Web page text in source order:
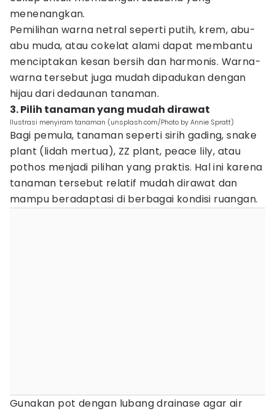
menenangkan.
Pemilihan warna netral seperti putih, krem, abu-
abu muda, atau cokelat alami dapat membantu
menciptakan kesan bersih dan harmonis. Warna-
warna tersebut juga mudah dipadukan dengan
hijau dari dedaunan tanaman.
3. Pilih tanaman yang mudah dirawat
Ilustrasi menyiram tanaman (unsplash.com/Photo by Annie Spratt)
Bagi pemula, tanaman seperti sirih gading, snake
plant (lidah mertua), ZZ plant, peace lily, atau
pothos menjadi pilihan yang praktis. Hal ini karena
tanaman tersebut relatif mudah dirawat dan
mampu beradaptasi di berbagai kondisi ruangan.
Gunakan pot dengan lubang drainase agar air